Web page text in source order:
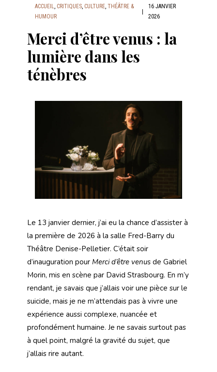
ACCUEIL, CRITIQUES, CULTURE, THÉÂTRE &
HUMOUR
|
16 JANVIER
2026
Merci d’être venus : la
lumière dans les
ténèbres
Le 13 janvier dernier, j’ai eu la chance d’assister à
la première de 2026 à la salle Fred-Barry du
Théâtre Denise-Pelletier. C’était soir
d’inauguration pour Merci d’être venus de Gabriel
Morin, mis en scène par David Strasbourg. En m’y
rendant, je savais que j’allais voir une pièce sur le
suicide, mais je ne m’attendais pas à vivre une
expérience aussi complexe, nuancée et
profondément humaine. Je ne savais surtout pas
à quel point, malgré la gravité du sujet, que
j’allais rire autant.